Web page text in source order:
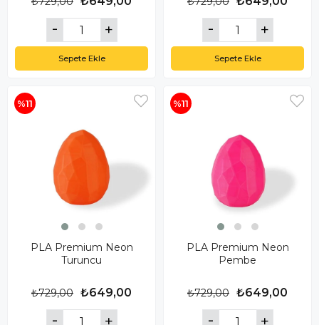
Sepete Ekle Sepete Ekle
PLA Premium Neon
Turuncu
₺649,00
₺729,00
%11
PLA Premium Neon
Pembe
₺649,00
₺729,00
%11